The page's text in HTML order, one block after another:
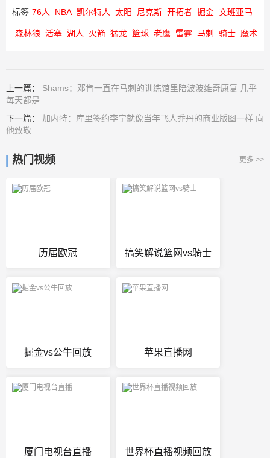
标签 76人 NBA 凯尔特人 太阳 尼克斯 开拓者 掘金 文班亚马
森林狼 活塞 湖人 火箭 猛龙 篮球 老鹰 雷霆 马刺 骑士 魔术
上一篇： Shams：邓肯一直在马刺的训练馆里陪波波维奇康复 几乎
每天都是
下一篇： 加内特：库里签约李宁就像当年飞人乔丹的商业版图一样 向
他致敬
热门视频 更多 >>
历届欧冠 搞笑解说篮网vs骑士
掘金vs公牛回放 苹果直播网
厦门电视台直播 世界杯直播视频回放